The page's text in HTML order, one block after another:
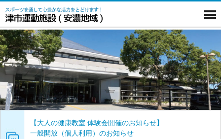
【大人の健康教室 体験会開催のお知らせ】
一般開放（個人利用）のお知らせ